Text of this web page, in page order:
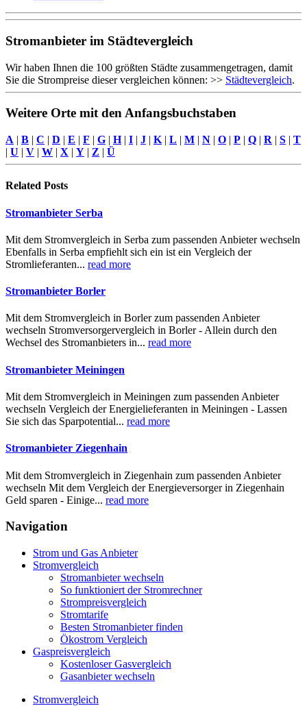
Stromanbieter im Städtevergleich
Wir haben Ihnen die 100 größten Städte zusammengetragen, damit
Sie die Strompreise dieser vergleichen können: >> Städtevergleich.
Weitere Orte mit den Anfangsbuchstaben
A | B | C | D | E | F | G | H| I | J | K | L | M | N | O | P | Q | R | S | T
| U | V | W | X | Y | Z | Ü
Related Posts
Stromanbieter Serba
Mit dem Stromvergleich in Serba zum passenden Anbieter wechseln
Ebenfalls in Serba empfiehlt sich ein ist ein Vergleich der
Stromlieferanten... read more
Stromanbieter Borler
Mit dem Stromvergleich in Borler zum passenden Anbieter
wechseln Stromversorgervergleich in Borler - Allein durch den
Wechsel des Stromanbieters in... read more
Stromanbieter Meiningen
Mit dem Stromvergleich in Meiningen zum passenden Anbieter
wechseln Vergleich der Energielieferanten in Meiningen - Lassen
Sie sich das Sparpotential... read more
Stromanbieter Ziegenhain
Mit dem Stromvergleich in Ziegenhain zum passenden Anbieter
wechseln Mit dem Vergleich der Energieversorger in Ziegenhain
Geld sparen - Einige... read more
Navigation
Strom und Gas Anbieter
Stromvergleich
Stromanbieter wechseln
So funktioniert der Stromrechner
Strompreisvergleich
Stromtarife
Besten Stromanbieter finden
Ökostrom Vergleich
Gaspreisvergleich
Kostenloser Gasvergleich
Gasanbieter wechseln
Stromvergleich